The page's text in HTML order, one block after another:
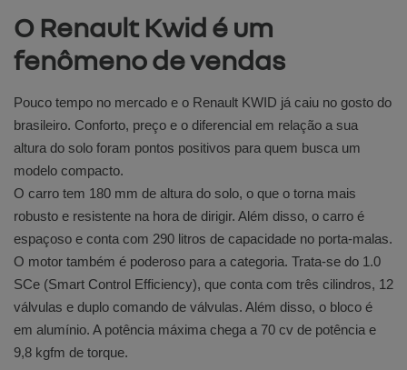
O Renault Kwid é um
fenômeno de vendas
Pouco tempo no mercado e o Renault KWID já caiu no gosto do
brasileiro. Conforto, preço e o diferencial em relação a sua
altura do solo foram pontos positivos para quem busca um
modelo compacto.
O carro tem 180 mm de altura do solo, o que o torna mais
robusto e resistente na hora de dirigir. Além disso, o carro é
espaçoso e conta com 290 litros de capacidade no porta-malas.
O motor também é poderoso para a categoria. Trata-se do 1.0
SCe (Smart Control Efficiency), que conta com três cilindros, 12
válvulas e duplo comando de válvulas. Além disso, o bloco é
em alumínio. A potência máxima chega a 70 cv de potência e
9,8 kgfm de torque.